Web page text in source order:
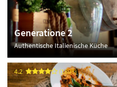
Generatione 2
Authentische Italienische Küche
4.2 (1898)